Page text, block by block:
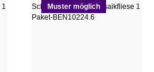
Muster möglich